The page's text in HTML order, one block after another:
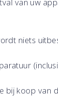
niets
bij koop van